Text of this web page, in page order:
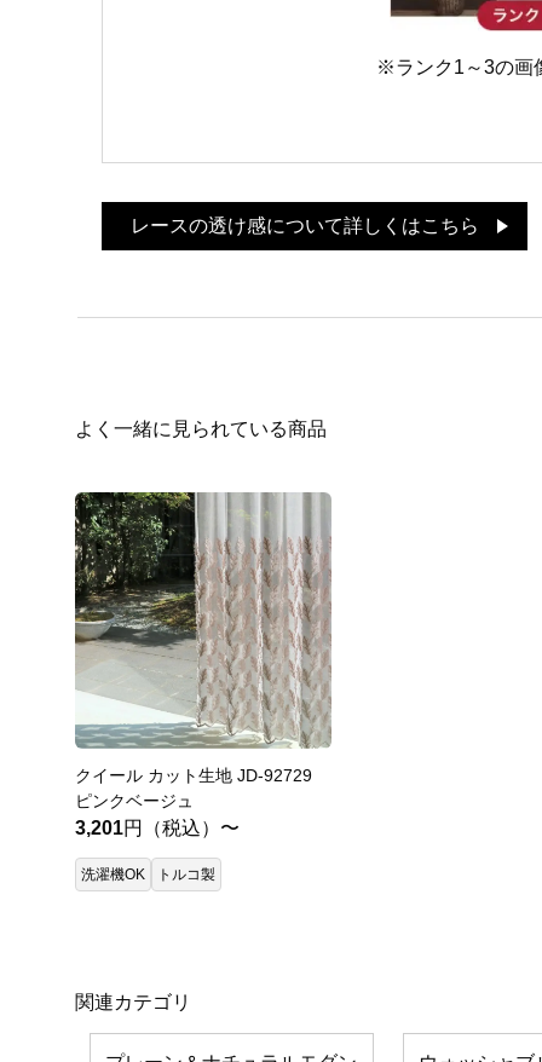
※ランク1～3の画
レースの透け感について詳しくはこちら
よく一緒に見られている商品
クイール カット生地 JD-92729
ピンクベージュ
3,201円（税込）〜
洗濯機OK トルコ製
関連カテゴリ